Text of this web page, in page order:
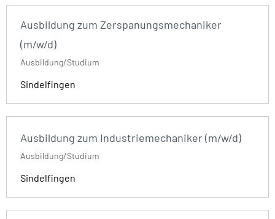
Ausbildung zum Zerspanungsmechaniker
(m/w/d)
Ausbildung/Studium
Sindelfingen
Ausbildung zum Industriemechaniker (m/w/d)
Ausbildung/Studium
Sindelfingen